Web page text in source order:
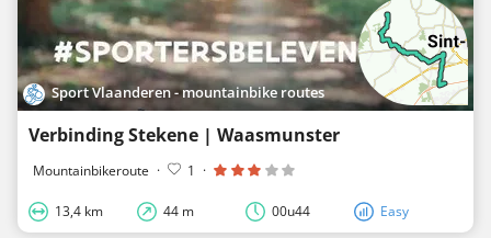
Sport Vlaanderen - mountainbike routes
Verbinding Stekene | Waasmunster
Mountainbikeroute · 1 ·
13,4 km 44 m 00u44 Easy